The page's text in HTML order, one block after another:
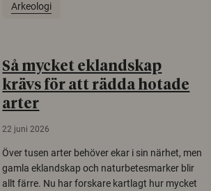
Arkeologi
Så mycket eklandskap
krävs för att rädda hotade
arter
22 juni 2026
Över tusen arter behöver ekar i sin närhet, men
gamla eklandskap och naturbetesmarker blir
allt färre. Nu har forskare kartlagt hur mycket